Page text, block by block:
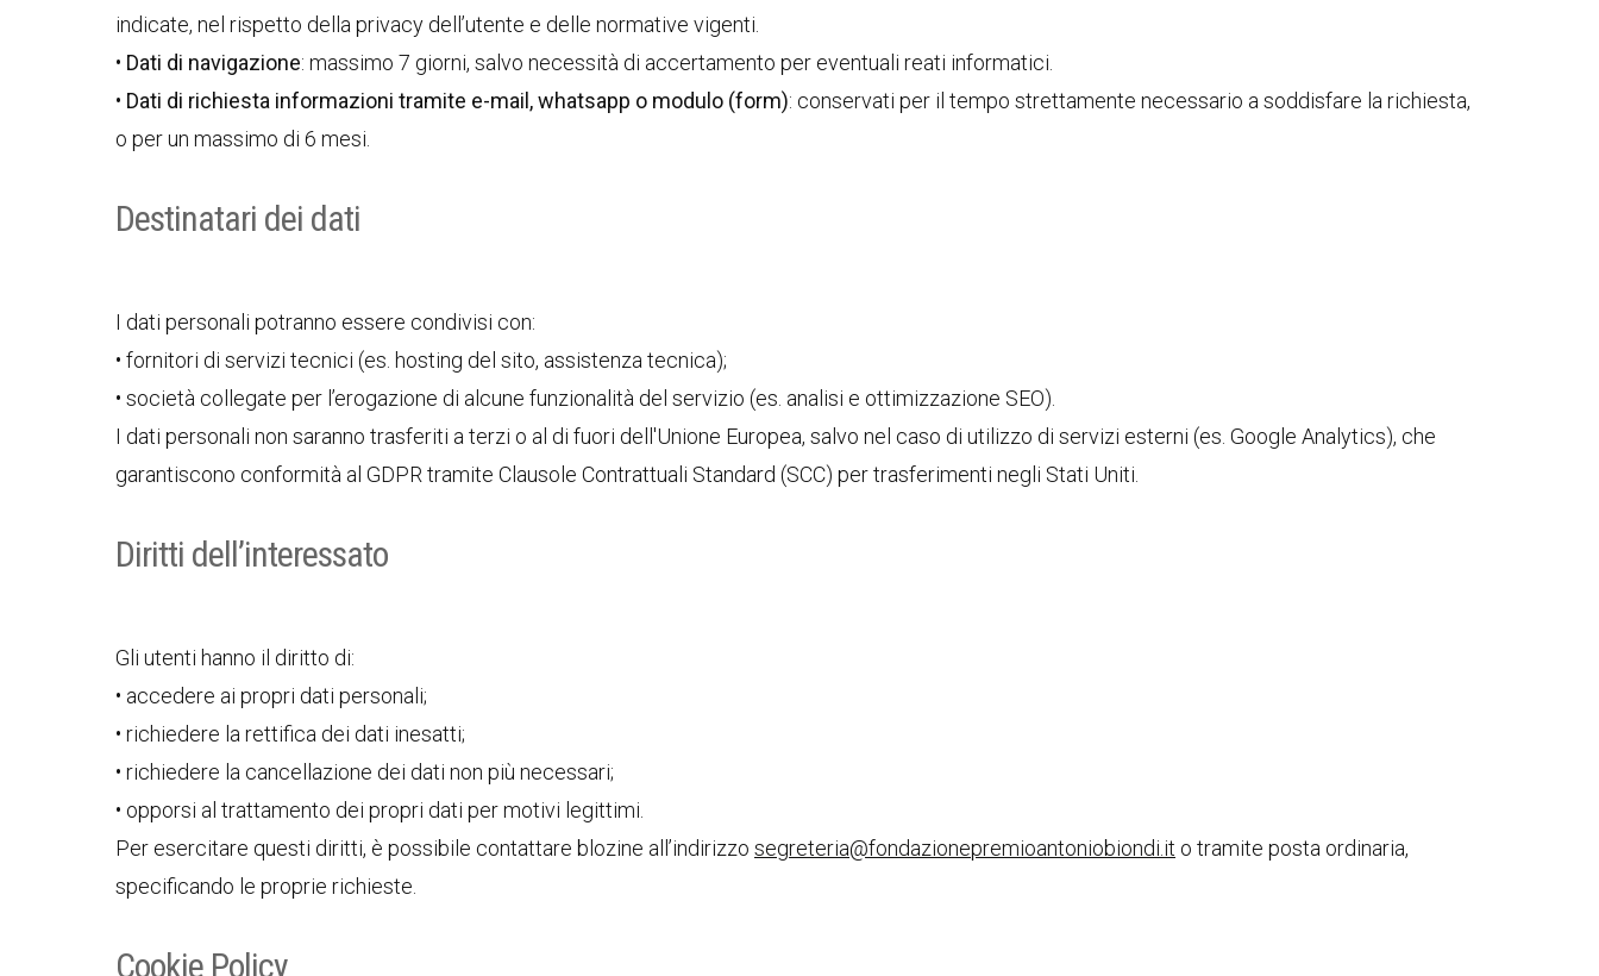
indicate, nel rispetto della privacy dell’utente e delle normative vigenti.
• Dati di navigazione: massimo 7 giorni, salvo necessità di accertamento per eventuali reati informatici.
• Dati di richiesta informazioni tramite e-mail, whatsapp o modulo (form): conservati per il tempo strettamente necessario a soddisfare la richiesta,
o per un massimo di 6 mesi.
Destinatari dei dati
I dati personali potranno essere condivisi con:
• fornitori di servizi tecnici (es. hosting del sito, assistenza tecnica);
• società collegate per l’erogazione di alcune funzionalità del servizio (es. analisi e ottimizzazione SEO).
I dati personali non saranno trasferiti a terzi o al di fuori dell'Unione Europea, salvo nel caso di utilizzo di servizi esterni (es. Google Analytics), che
garantiscono conformità al GDPR tramite Clausole Contrattuali Standard (SCC) per trasferimenti negli Stati Uniti.
Diritti dell’interessato
Gli utenti hanno il diritto di:
• accedere ai propri dati personali;
• richiedere la rettifica dei dati inesatti;
• richiedere la cancellazione dei dati non più necessari;
• opporsi al trattamento dei propri dati per motivi legittimi.
Per esercitare questi diritti, è possibile contattare blozine all’indirizzo segreteria@fondazionepremioantoniobiondi.it o tramite posta ordinaria,
specificando le proprie richieste.
Cookie Policy